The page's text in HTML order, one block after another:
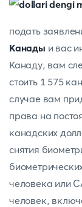
подать
Канады и вас
Канаду, вам
стоить 1 575
случае вам
права на
канадских
снятия
человека или
человек,